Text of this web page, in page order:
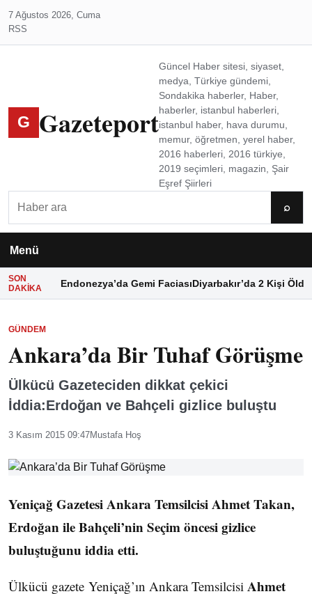
7 Ağustos 2026, Cuma
RSS
G Gazeteport
Güncel Haber sitesi, siyaset,
medya, Türkiye gündemi,
Sondakika haberler, Haber,
haberler, istanbul haberleri,
istanbul haber, hava durumu,
memur, öğretmen, yerel haber,
2016 haberleri, 2016 türkiye,
2019 seçimleri, magazin, Şair
Eşref Şiirleri
⌕
Menü
SON
DAKIKA
Endonezya’da Gemi FaciasıDiyarbakır’da 2 Kişi Öldü
GÜNDEM
Ankara’da Bir Tuhaf Görüşme
Ülkücü Gazeteciden dikkat çekici
İddia:Erdoğan ve Bahçeli gizlice buluştu
3 Kasım 2015 09:47Mustafa Hoş
Yeniçağ Gazetesi Ankara Temsilcisi Ahmet Takan,
Erdoğan ile Bahçeli’nin Seçim öncesi gizlice
buluştuğunu iddia etti.
Ülkücü gazete Yeniçağ’ın Ankara Temsilcisi Ahmet